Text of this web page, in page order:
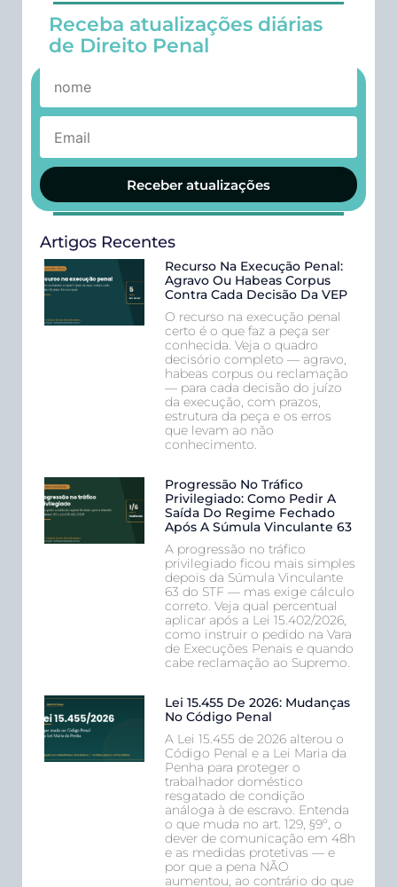
Receba atualizações diárias
de Direito Penal
Receber atualizações
Artigos Recentes
Recurso Na Execução Penal:
Agravo Ou Habeas Corpus
Contra Cada Decisão Da VEP
O recurso na execução penal
certo é o que faz a peça ser
conhecida. Veja o quadro
decisório completo — agravo,
habeas corpus ou reclamação
— para cada decisão do juízo
da execução, com prazos,
estrutura da peça e os erros
que levam ao não
conhecimento.
Progressão No Tráfico
Privilegiado: Como Pedir A
Saída Do Regime Fechado
Após A Súmula Vinculante 63
A progressão no tráfico
privilegiado ficou mais simples
depois da Súmula Vinculante
63 do STF — mas exige cálculo
correto. Veja qual percentual
aplicar após a Lei 15.402/2026,
como instruir o pedido na Vara
de Execuções Penais e quando
cabe reclamação ao Supremo.
Lei 15.455 De 2026: Mudanças
No Código Penal
A Lei 15.455 de 2026 alterou o
Código Penal e a Lei Maria da
Penha para proteger o
trabalhador doméstico
resgatado de condição
análoga à de escravo. Entenda
o que muda no art. 129, §9º, o
dever de comunicação em 48h
e as medidas protetivas — e
por que a pena NÃO
aumentou, ao contrário do que